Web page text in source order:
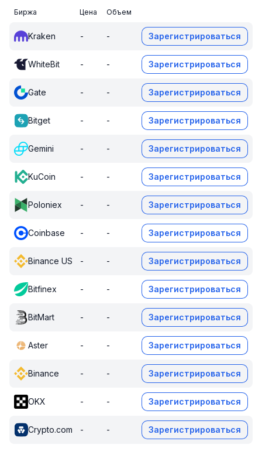
Биржа Цена Объем
Kraken - - Зарегистрироваться
WhiteBit - - Зарегистрироваться
Gate - - Зарегистрироваться
Bitget - - Зарегистрироваться
Gemini - - Зарегистрироваться
KuCoin - - Зарегистрироваться
Poloniex - - Зарегистрироваться
Coinbase - - Зарегистрироваться
Binance US - - Зарегистрироваться
Bitfinex - - Зарегистрироваться
BitMart - - Зарегистрироваться
Aster - - Зарегистрироваться
Binance - - Зарегистрироваться
OKX - - Зарегистрироваться
Crypto.com - - Зарегистрироваться